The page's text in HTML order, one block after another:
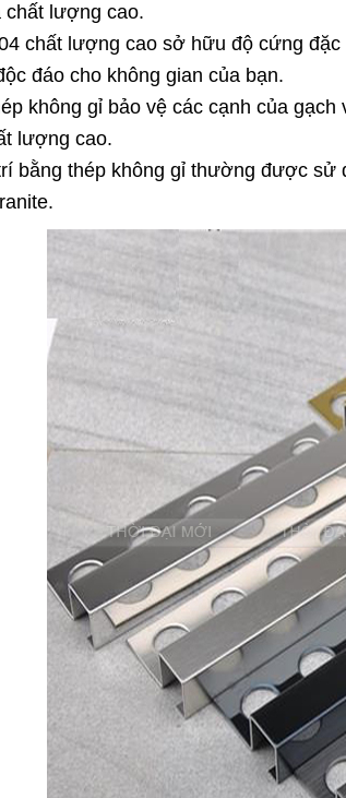
chất lượng cao.
chất lượng cao sở hữu độ cứng
đáo cho không gian của bạn.
không gỉ bảo vệ các cạnh của
lượng cao.
bằng thép không gỉ thường được